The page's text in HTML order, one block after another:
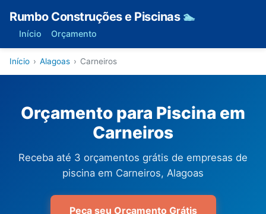
Rumbo Construções e Piscinas 🏊
Início Orçamento
Início › Alagoas › Carneiros
Orçamento para Piscina em
Carneiros
Receba até 3 orçamentos grátis de empresas de
piscina em Carneiros, Alagoas
Peça seu Orçamento Grátis